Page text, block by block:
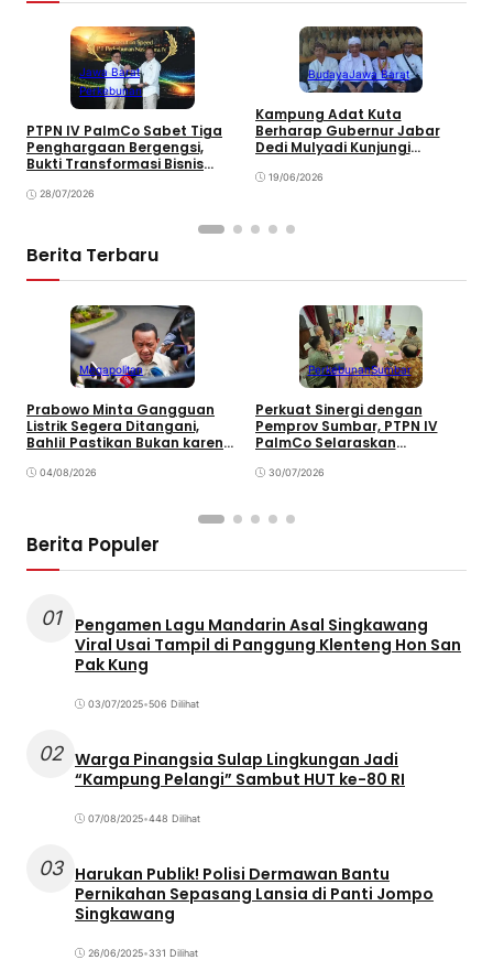
Jawa Barat
Perkebunan
PTPN IV PalmCo Sabet Tiga
Penghargaan Bergengsi,
Bukti Transformasi Bisnis
28/07/2026
BudayaJawa Barat
Kampung Adat Kuta
Berharap Gubernur Jabar
Dedi Mulyadi Kunjungi
Sunda
19/06/2026
Berita Terbaru
Megapolitan
Prabowo Minta Gangguan
Listrik Segera Ditangani,
Bahlil Pastikan Bukan karena
04/08/2026
PerkebunanSumbar
Perkuat Sinergi dengan
Pemprov Sumbar, PTPN IV
PalmCo Selaraskan
Pembangunan Daerah
30/07/2026
Berita Populer
01
Pengamen Lagu Mandarin Asal Singkawang
Viral Usai Tampil di Panggung Klenteng Hon San
Pak Kung
03/07/2025•506 Dilihat
02 Warga Pinangsia Sulap Lingkungan Jadi
“Kampung Pelangi” Sambut HUT ke-80 RI
07/08/2025•448 Dilihat
03 Harukan Publik! Polisi Dermawan Bantu
Pernikahan Sepasang Lansia di Panti Jompo
Singkawang
26/06/2025•331 Dilihat